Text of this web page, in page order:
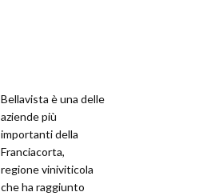
Bellavista è una delle
aziende più
importanti della
Franciacorta,
regione viniviticola
che ha raggiunto